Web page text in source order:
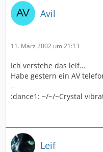
Avil
11. März 2002 um 21:13
Ich verstehe das leif...
Habe gestern ein AV
--
:dance1: ~/~/~Crystal
Leif